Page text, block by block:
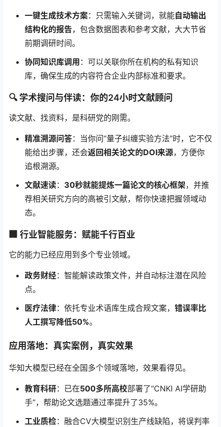
一键生成技术方案：只需输入关键词，就能自动输出
结构化的报告，包含数据图表和参考文献，大大节省
前期调研时间。
协同知识库调用 ：可以关联你所在机构的私有知识
库，确保生成的内容符合企业内部标准和要求。
🔍 学术搜问与伴读：你的24小时文献顾问
读文献、找资料，是科研党的刚需。
精准溯源问答：当你问“量子纠缠实验方法”时，它不仅
能给出步骤，还会返回相关论文的DOI来源，方便你
追根溯源。
文献速读： 30秒就能提炼一篇论文的核心框架，并推
荐相关研究方向的高被引文献，帮你快速把握领域动
态。
🏢 行业智能服务：赋能千行百业
它的能力已经应用到多个专业领域。
政务财经：智能解读政策文件，并自动标注潜在风险
点。
医疗法律：依托专业术语库生成合规文案， 错误率比
人工撰写降低50%。
应用落地：真实案例，真实效果
华知大模型已经在全国多个领域落地，效果看得见。
教育科研：已在500多所高校部署了“CNKI AI学研助
手”，帮助论文选题通过率提升了35%。
工业质检：融合CV大模型识别生产线缺陷，将误判率